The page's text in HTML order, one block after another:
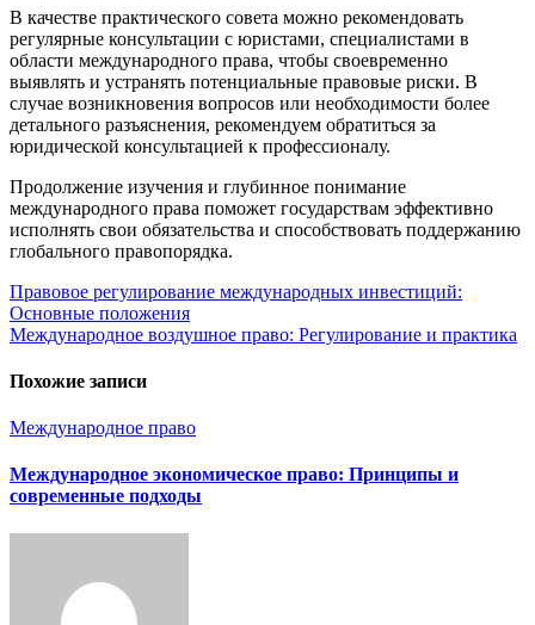
В качестве практического совета можно рекомендовать
регулярные консультации с юристами, специалистами в
области международного права, чтобы своевременно
выявлять и устранять потенциальные правовые риски. В
случае возникновения вопросов или необходимости более
детального разъяснения, рекомендуем обратиться за
юридической консультацией к профессионалу.
Продолжение изучения и глубинное понимание
международного права поможет государствам эффективно
исполнять свои обязательства и способствовать поддержанию
глобального правопорядка.
Навигация
по
Правовое регулирование международных инвестиций:
Основные положения
Международное воздушное право: Регулирование и практика
Похожие записи
Международное право
Международное экономическое право: Принципы и
современные подходы